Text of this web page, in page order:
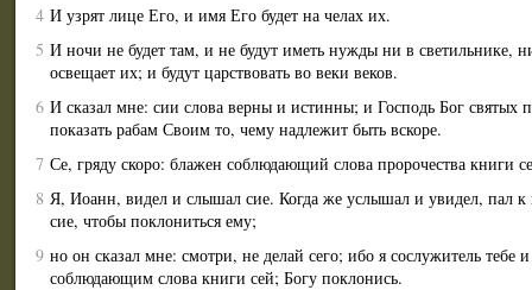
4 И узрят лице Его, и имя Его будет на челах их.
5 И ночи не будет там, и не будут иметь нужды ни в светильнике,
освещает их; и будут царствовать во веки веков.
6 И сказал мне: сии слова верны и истинны; и Господь Бог святых
показать рабам Своим то, чему надлежит быть вскоре.
7 Се, гряду скоро: блажен соблюдающий слова пророчества книги
8 Я, Иоанн, видел и слышал сие. Когда же услышал и увидел, пал
сие, чтобы поклониться ему;
9 но он сказал мне: смотри, не делай сего; ибо я сослужитель тебе
соблюдающим слова книги сей; Богу поклонись.